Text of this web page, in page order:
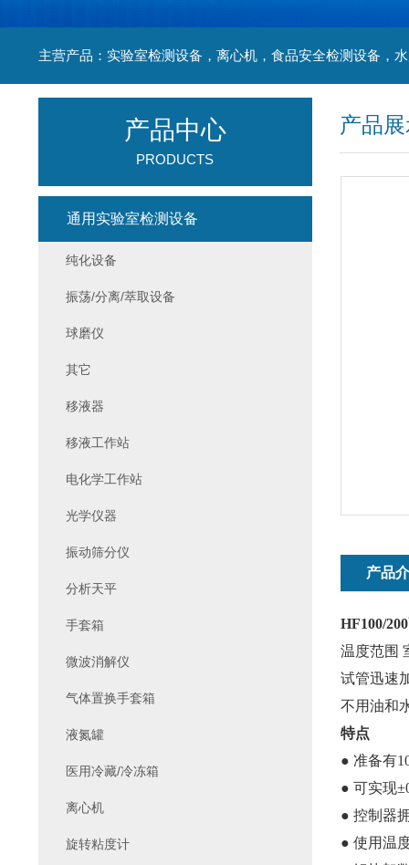
产品
产品
HF100/200
温度范围
试管迅速
不用油和
特点
● 准备有
● 可实现
● 控制器
● 使用温
产品中心
PRODUCTS
通用实验室检测设备
纯化设备
振荡/分离/萃取设备
球磨仪
其它
移液器
移液工作站
电化学工作站
光学仪器
振动筛分仪
分析天平
手套箱
微波消解仪
气体置换手套箱
液氮罐
医用冷藏/冷冻箱
离心机
旋转粘度计